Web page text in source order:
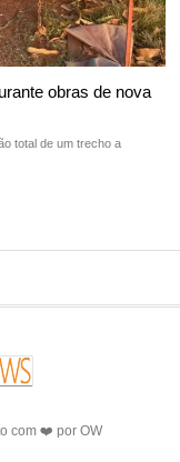
obras de nova
total de um trecho a
com ❤️ por OW